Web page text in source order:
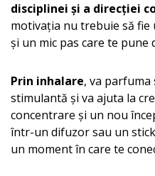
disciplinei și a direcției
motivația nu trebuie să fie
și un mic pas care te pune
Prin inhalare, va parfuma
stimulantă și va ajuta la
concentrare și un nou
într-un difuzor sau un
un moment în care te